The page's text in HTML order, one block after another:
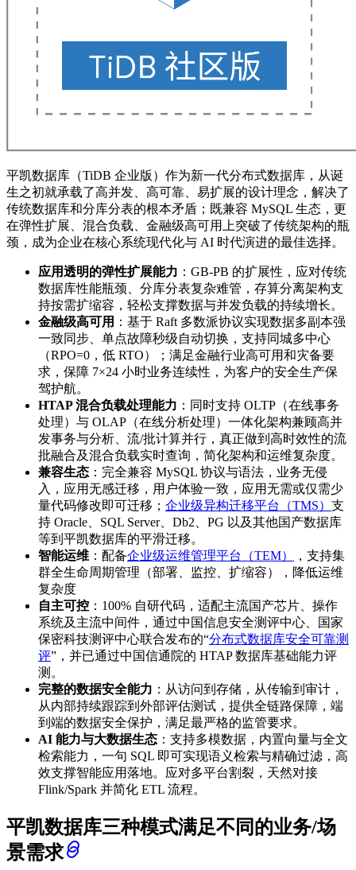
平凯数据库（TiDB 企业版）作为新一代分布式数据库，从诞
生之初就承载了高并发、高可靠、易扩展的设计理念，解决了
传统数据库和分库分表的根本矛盾；既兼容 MySQL 生态，更
在弹性扩展、混合负载、金融级高可用上突破了传统架构的瓶
颈，成为企业在核心系统现代化与 AI 时代演进的最佳选择。
应用透明的弹性扩展能力 ：GB-PB 的扩展性，应对传统
数据库性能瓶颈、分库分表复杂难管，存算分离架构支
持按需扩缩容，轻松支撑数据与并发负载的持续增长。
金融级高可用 ：基于 Raft 多数派协议实现数据多副本强
一致同步、单点故障秒级自动切换，支持同城多中心
（RPO=0，低 RTO）；满足金融行业高可用和灾备要
求，保障 7×24 小时业务连续性，为客户的安全生产保
驾护航。
HTAP 混合负载处理能力 ：同时支持 OLTP（在线事务
处理）与 OLAP（在线分析处理）一体化架构兼顾高并
发事务与分析、流/批计算并行，真正做到高时效性的流
批融合及混合负载实时查询，简化架构和运维复杂度。
兼容生态 ：完全兼容 MySQL 协议与语法，业务无侵
入，应用无感迁移，用户体验一致，应用无需或仅需少
量代码修改即可迁移； 企业级异构迁移平台（TMS） 支
持 Oracle、SQL Server、Db2、PG 以及其他国产数据库
等到平凯数据库的平滑迁移。
智能运维 ：配备企业级运维管理平台（TEM）
，支持集
群全生命周期管理（部署、监控、扩缩容），降低运维
复杂度
自主可控 ：100% 自研代码，适配主流国产芯片、操作
系统及主流中间件，通过中国信息安全测评中心、国家
保密科技测评中心联合发布的“分布式数据库安全可靠测
评”，并已通过中国信通院的 HTAP 数据库基础能力评
测。
完整的数据安全能力 ：从访问到存储，从传输到审计，
从内部持续跟踪到外部评估测试，提供全链路保障，端
到端的数据安全保护，满足最严格的监管要求。
AI 能力与大数据生态 ：支持多模数据，内置向量与全文
检索能力，一句 SQL 即可实现语义检索与精确过滤，高
效支撑智能应用落地。应对多平台割裂，天然对接
Flink/Spark 并简化 ETL 流程。
平凯数据库三种模式满足不同的业务/场
景需求